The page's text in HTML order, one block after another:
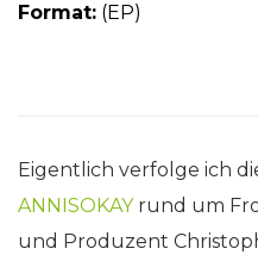
Format: (EP)
Eigentlich verfolge ich
ANNISOKAYrund um
und Produzent